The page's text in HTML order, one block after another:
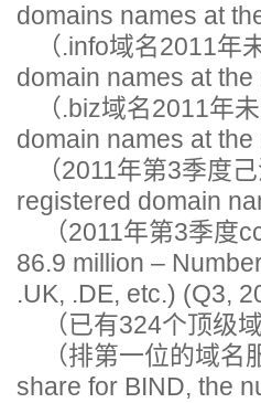
domains names at
（.info域名2011年
domain names at the
（.biz域名2011年
domain names at the
（2011年第3季度
registered domain
（2011年第3季度
86.9 million –
.UK, .DE, etc.) (Q3,
（已有324个顶级
（排第一位的域名
share for BIND, the